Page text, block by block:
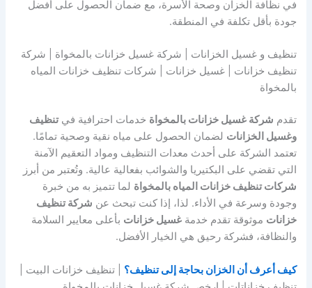
في نظافة الخزان وصحة الأسرة، مع ضمان الحصول على أفضل
جودة بأقل تكلفة في المنطقة.
تنظيف و غسيل الخزانات | شركة غسيل خزانات بالمخواة | شركة
تنظيف خزانات | غسيل خزانات | شركات تنظيف خزانات المياه
بالمخواة
تقدم شركة غسيل خزانات بالمخواة خدمات احترافية فيتنظيف
وغسيل الخزانات لضمان الحصول على مياه نقية وصحية تمامًا.
تعتمد الشركة على أحدث معدات التنظيف ومواد التعقيم الآمنة
التي تقضي على البكتيريا والشوائب بفعالية عالية. وتُعتبر من أبرز
شركات تنظيف خزانات المياه بالمخواة لما تتميز به من خبرة
وجودة وسرعة في الأداء. لذا، إذا كنت تبحث عن شركة تنظيف
خزانات موثوقة تقدم خدمةغسيل خزانات بأعلى معايير السلامة
والنظافة، فشركة رحيق هي الخيار الأفضل.
كيف أعرف أن الخزان بحاجة إلى تنظيف؟ | تنظيف خزانات البيت |